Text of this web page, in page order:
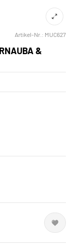
Artikel-Nr.: MUC627
&